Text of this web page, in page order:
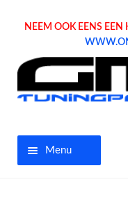
NEEM OOK EENS EEN
Menu